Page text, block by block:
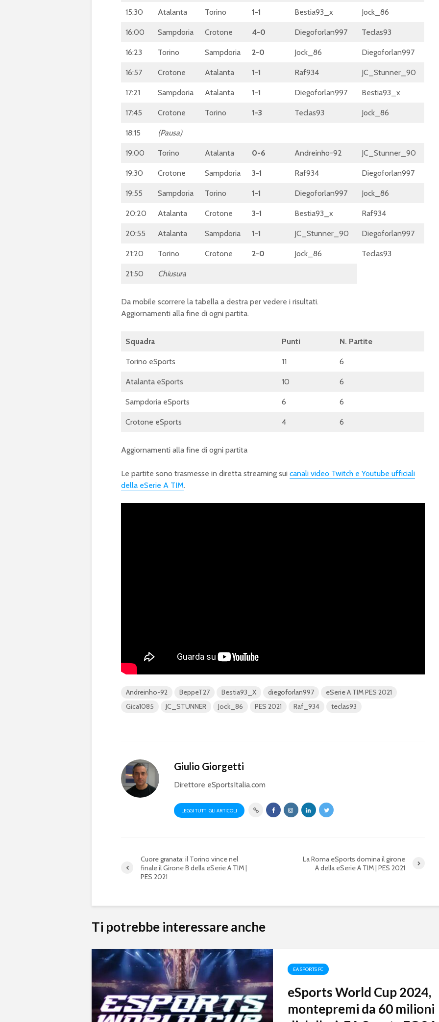
15:30 Atalanta Torino 1-1 Bestia93_x Jock_86
16:00 Sampdoria Crotone 4-0 Diegoforlan997 Teclas93
16:23 Torino Sampdoria 2-0 Jock_86 Diegoforlan997
16:57 Crotone Atalanta 1-1 Raf934 JC_Stunner_90
17:21 Sampdoria Atalanta 1-1 Diegoforlan997 Bestia93_x
17:45 Crotone Torino 1-3 Teclas93 Jock_86
18:15 (Pausa)
19:00 Torino Atalanta 0-6 Andreinho-92 JC_Stunner_90
19:30 Crotone Sampdoria 3-1 Raf934 Diegoforlan997
19:55 Sampdoria Torino 1-1 Diegoforlan997 Jock_86
20:20 Atalanta Crotone 3-1 Bestia93_x Raf934
20:55 Atalanta Sampdoria 1-1 JC_Stunner_90 Diegoforlan997
21:20 Torino Crotone 2-0 Jock_86 Teclas93
21:50 Chiusura
Da mobile scorrere la tabella a destra per vedere i risultati.
Aggiornamenti alla fine di ogni partita.
Squadra Punti N. Partite
Torino eSports 11 6
Atalanta eSports 10 6
Sampdoria eSports 6 6
Crotone eSports 4 6
Aggiornamenti alla fine di ogni partita
Le partite sono trasmesse in diretta streaming sui canali video Twitch e Youtube ufficiali
della eSerie A TIM.
Andreinho-92 BeppeT27 Bestia93_X diegoforlan997
eSerie A TIM PES 2021
Gica1085
JC_STUNNER Jock_86 PES 2021 Raf_934 teclas93
Giulio Giorgetti
Direttore eSportsItalia.com
LEGGI TUTTI GLI ARTICOLI
Cuore granata: il Torino vince nel
finale il Girone B della eSerie A TIM |
PES 2021
La Roma eSports domina il girone
A della eSerie A TIM | PES 2021
Ti potrebbe interessare anche
EA SPORTS FC
eSports World Cup 2024,
montepremi da 60 milioni
Goleador 2025:
eSerie A 2025:
chiudono in vetta,
eSerie A 2025: Torino